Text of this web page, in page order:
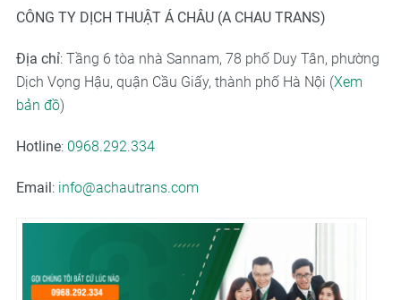
CÔNG TY DỊCH THUẬT Á CHÂU (A CHAU TRANS)
Địa chỉ: Tầng 6 tòa nhà Sannam, 78 phố Duy Tân, phường
Dịch Vọng Hậu, quận Cầu Giấy, thành phố Hà Nội (Xem
bản đồ)
Hotline: 0968.292.334
Email: info@achautrans.com